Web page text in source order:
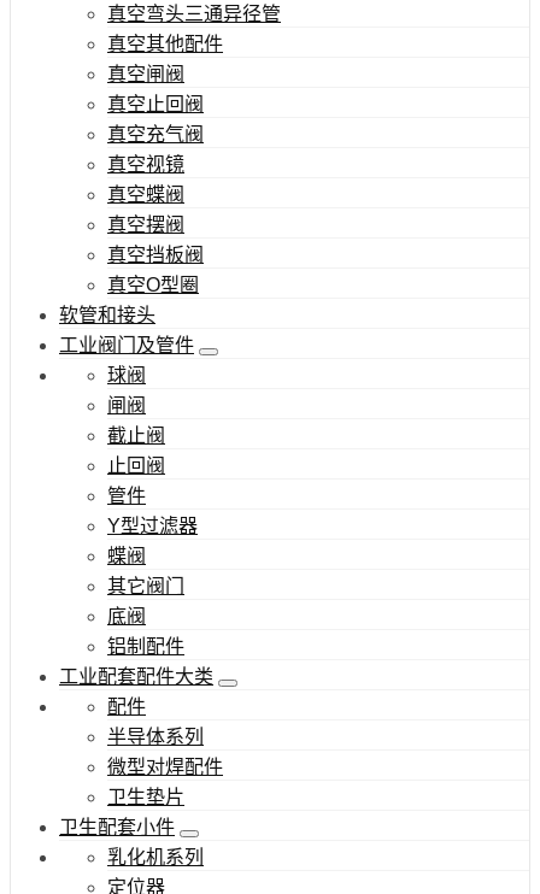
真空弯头三通异径管
真空其他配件
真空闸阀
真空止回阀
真空充气阀
真空视镜
真空蝶阀
真空摆阀
真空挡板阀
真空O型圈
软管和接头
工业阀门及管件
球阀
闸阀
截止阀
止回阀
管件
Y型过滤器
蝶阀
其它阀门
底阀
铝制配件
工业配套配件大类
配件
半导体系列
微型对焊配件
卫生垫片
卫生配套小件
乳化机系列
定位器